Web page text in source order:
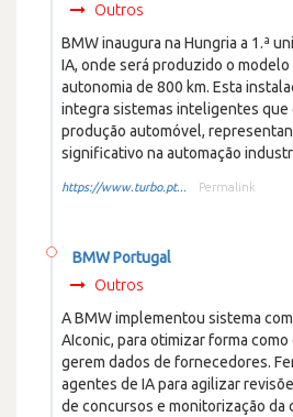
Outros
BMW inaugura na Hungria a 1.ª
IA, onde será produzido o modelo
autonomia de 800 km. Esta
integra sistemas inteligentes que
produção automóvel,
significativo na automação
https://www.turbo.pt... Permalink
BMW Portugal
Outros
A BMW implementou sistema
AIconic, para otimizar forma
gerem dados de fornecedores.
agentes de IA para agilizar
de concursos e monitorização da